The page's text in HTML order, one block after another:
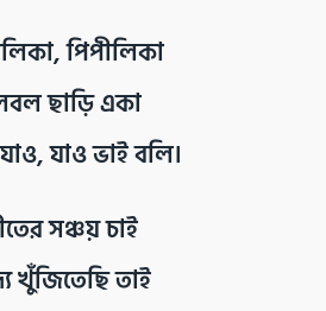
পিপীলিকা
ছাড়ি একা
যাও ভাই বলি।
সঞ্চয় চাই
খুঁজিতেছি তাই